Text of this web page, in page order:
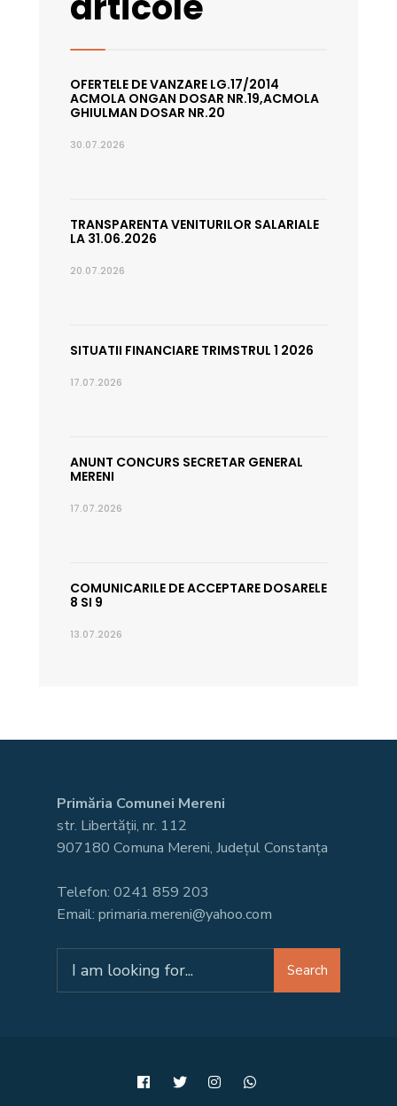
OFERTELE DE VANZARE LG.17/2014
ACMOLA ONGAN DOSAR NR.19,ACMOLA
GHIULMAN DOSAR NR.20
30.07.2026
TRANSPARENTA VENITURILOR SALARIALE
LA 31.06.2026
20.07.2026
SITUATII FINANCIARE TRIMSTRUL 1 2026
17.07.2026
ANUNT CONCURS SECRETAR GENERAL
MERENI
17.07.2026
COMUNICARILE DE ACCEPTARE DOSARELE
8 SI 9
13.07.2026
Primăria Comunei Mereni
str. Libertății, nr. 112
907180 Comuna Mereni, Județul Constanța
Telefon: 0241 859 203
Email: primaria.mereni@yahoo.com
for:
Search